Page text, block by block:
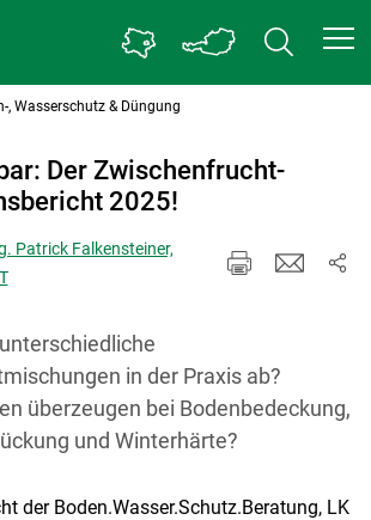
, Wasserschutz & Düngung
Der Zwischenfrucht-
2025!
Patrick Falkensteiner,
in der Praxis ab?
überzeugen bei Bodenbedeckung,
und Winterhärte?
der Boden.Wasser.Schutz.Beratung, LK